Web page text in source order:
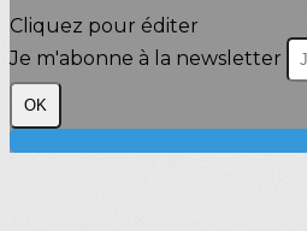
Cliquez pour éditer
Je m'abonne à la newsletter
OK